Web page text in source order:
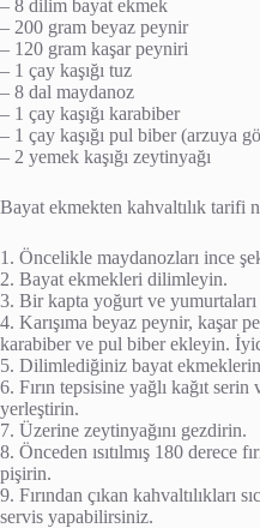
– 8 dilim bayat ekmek
– 200 gram beyaz peynir
– 120 gram kaşar peyniri
– 1 çay kaşığı tuz
– 8 dal maydanoz
– 1 çay kaşığı karabiber
– 1 çay kaşığı pul biber (arzuya
– 2 yemek kaşığı zeytinyağı
Bayat ekmekten kahvaltılık tarifi
1. Öncelikle maydanozları ince
2. Bayat ekmekleri dilimleyin.
3. Bir kapta yoğurt ve yumurtaları
4. Karışıma beyaz peynir, kaşar
karabiber ve pul biber ekleyin.
5. Dilimlediğiniz bayat ekmeklerin
6. Fırın tepsisine yağlı kağıt
yerleştirin.
7. Üzerine zeytinyağını gezdirin.
8. Önceden ısıtılmış 180 derece
pişirin.
9. Fırından çıkan kahvaltılıkları
servis yapabilirsiniz.